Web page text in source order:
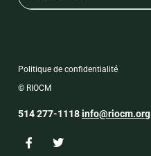
Politique de confidentialité
© RIOCM
514 277-1118info@riocm.org